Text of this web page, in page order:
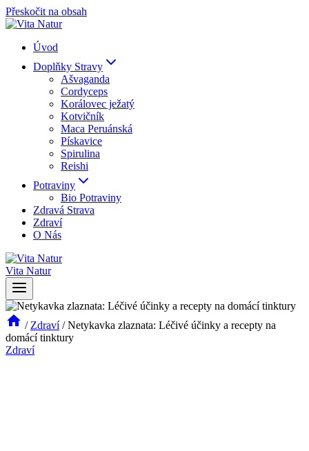
Přeskočit na obsah
Úvod
Doplňky Stravy
Ašvaganda
Cordyceps
Korálovec ježatý
Kotvičník
Maca Peruánská
Pískavice
Spirulina
Reishi
Potraviny
Bio Potraviny
Zdravá Strava
Zdraví
O Nás
Vita Natur
/ Zdraví / Netykavka zlaznata: Léčivé účinky a recepty na
domácí tinktury
Zdraví